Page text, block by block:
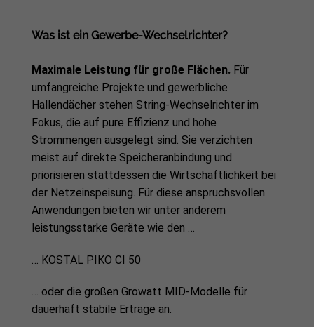
Was ist ein Gewerbe-Wechselrichter?
Maximale Leistung für große Flächen. Für
umfangreiche Projekte und gewerbliche
Hallendächer stehen String-Wechselrichter im
Fokus, die auf pure Effizienz und hohe
Strommengen ausgelegt sind. Sie verzichten
meist auf direkte Speicheranbindung und
priorisieren stattdessen die Wirtschaftlichkeit bei
der Netzeinspeisung. Für diese anspruchsvollen
Anwendungen bieten wir unter anderem
leistungsstarke Geräte wie den …
… KOSTAL PIKO CI 50
… oder die großen Growatt MID-Modelle für
dauerhaft stabile Erträge an.